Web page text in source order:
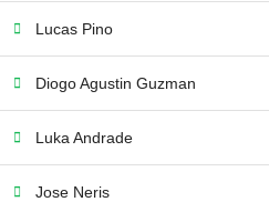
Lucas Pino
Diogo Agustin Guzman
Luka Andrade
Jose Neris